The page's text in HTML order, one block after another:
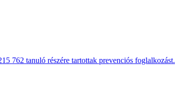
762 tanuló részére tartottak prevenciós foglalkozást.